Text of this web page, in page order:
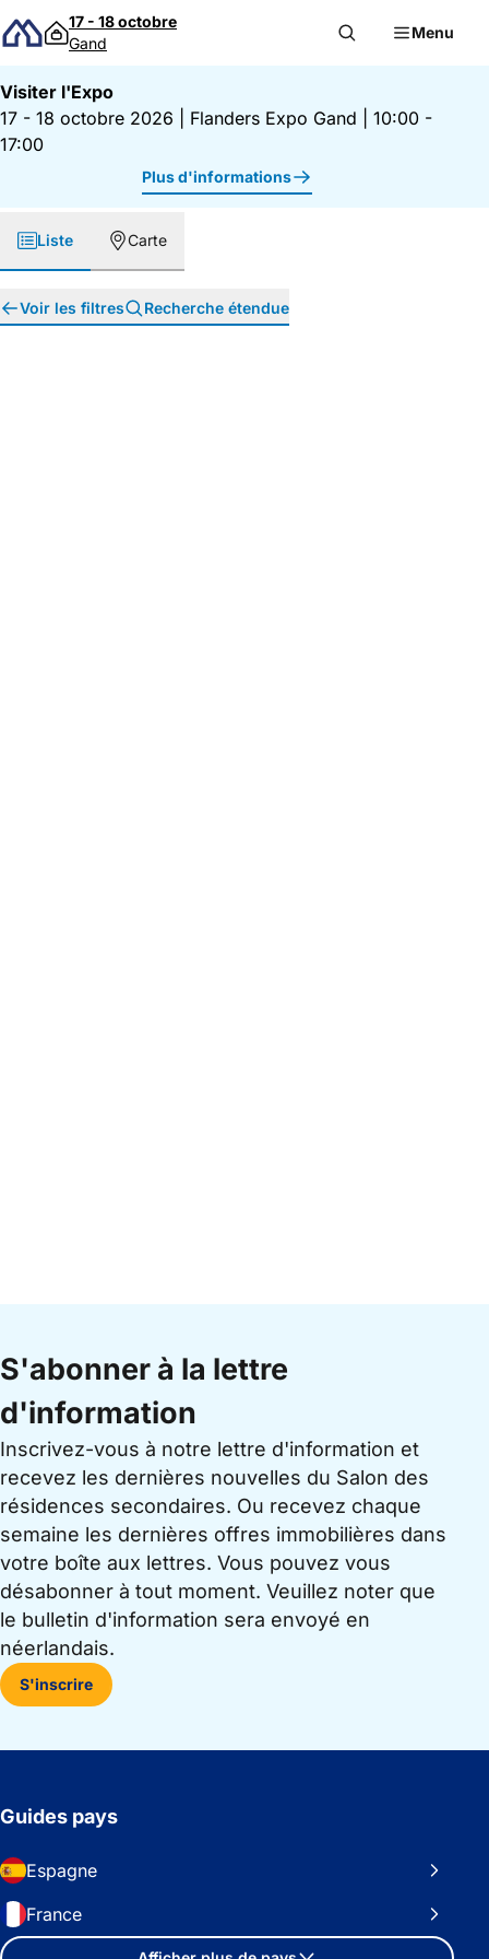
Passer au contenu
17 - 18 octobre
Gand
Menu
Visiter l'Expo
17 - 18 octobre 2026
Flanders Expo Gand
10:00 -
17:00
Plus d'informations
Liste Carte
Voir les filtres Recherche étendue
S'abonner à la lettre
d'information
Inscrivez-vous à notre lettre d'information et
recevez les dernières nouvelles du Salon des
résidences secondaires. Ou recevez chaque
semaine les dernières offres immobilières dans
votre boîte aux lettres. Vous pouvez vous
désabonner à tout moment. Veuillez noter que
le bulletin d'information sera envoyé en
néerlandais.
S'inscrire
Guides pays
Espagne
France